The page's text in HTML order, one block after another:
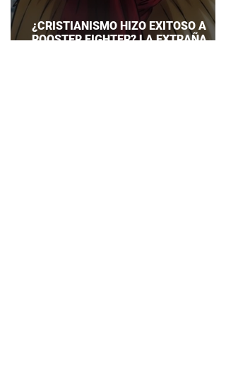
¿CRISTIANISMO HIZO EXITOSO A
ROOSTER FIGHTER? LA EXTRAÑA